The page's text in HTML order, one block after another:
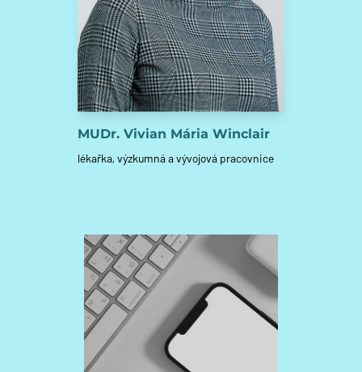
MUDr. Vivian Mária Winclair
lékařka, výzkumná a vývojová pracovnice